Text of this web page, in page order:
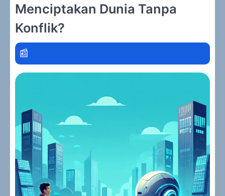
Menciptakan Dunia Tanpa
Konflik?